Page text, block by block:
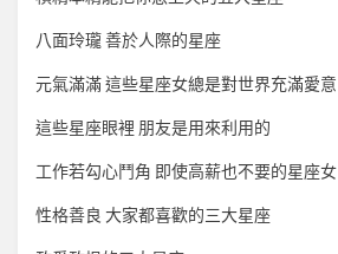
八面玲瓏 善於人際的星座
元氣滿滿 這些星座女總是對世界充滿愛意
這些星座眼裡 朋友是用來利用的
工作若勾心鬥角 即使高薪也不要的星座女
性格善良 大家都喜歡的三大星座